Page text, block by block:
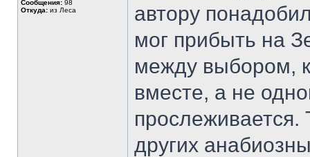
Сообщения: 98
Откуда: из Леса
автору
мог прибыть на
между выбором,
вместе, а не
прослеживается.
других